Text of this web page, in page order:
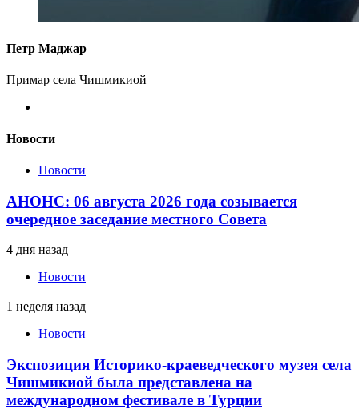
Петр Маджар
Примар села Чишмикиой
Новости
Новости
АНОНС: 06 августа 2026 года созывается
очередное заседание местного Совета
4 дня назад
Новости
1 неделя назад
Новости
Экспозиция Историко-краеведческого музея села
Чишмикиой была представлена на
международном фестивале в Турции